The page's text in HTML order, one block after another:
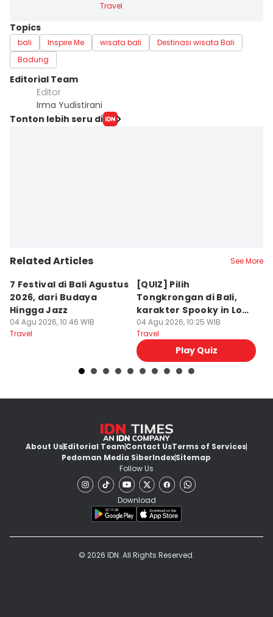
Travel
Topics
bali Inspire Me wisata bali
Destinasi wisata Bali
Badung
Editorial Team
Editor
Irma Yudistirani
Tonton lebih seru di
Related Articles See More
7 Festival di Bali Agustus
2026, dari Budaya
Hingga Jazz
04 Agu 2026, 10:46 WIB
Travel
[QUIZ] Pilih
Tongkrongan di Bali,
karakter Spooky in Love
Ini Mirip Kamu
04 Agu 2026, 10:25 WIB
Travel
Play Quiz
About UsEditorial TeamContact UsTerms of Services
Pedoman Media SiberIndexSitemap
Follow Us
Download
© 2026 IDN. All Rights Reserved.